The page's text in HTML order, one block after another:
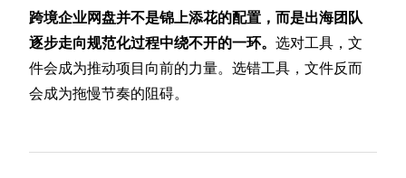
跨境企业网盘并不是锦上添花的配置，而是出海团队
逐步走向规范化过程中绕不开的一环。选对工具，文
件会成为推动项目向前的力量。选错工具，文件反而
会成为拖慢节奏的阻碍。